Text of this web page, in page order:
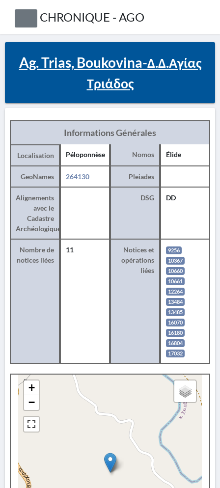
CHRONIQUE - AGO
Ag. Trias, Boukovina-Δ.Δ.Αγίας
Τριάδος
Informations Générales
Localisation Péloponnèse Nomos Élide
GeoNames 264130 Pleiades
Alignements
avec le
Cadastre
Archéologique
DSG DD
Nombre de
notices liées
11
Notices et
opérations
liées
9256
10367
10660
10661
12264
13484
13485
16070
16180
16804
17032
+
−